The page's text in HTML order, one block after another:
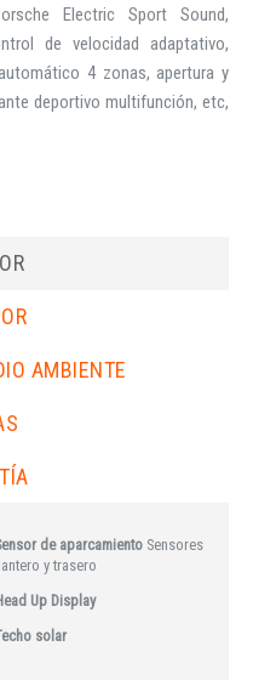
Electric Sport Sound,
de velocidad adaptativo,
4 zonas, apertura y
deportivo multifunción, etc,
AMBIENTE
de aparcamiento Sensores
y trasero
Up Display
solar